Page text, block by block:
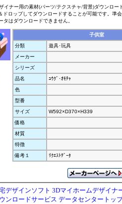
イナー用の素材(パーツ/テクスチャ/背景)ダウンロー
ロップしてダウンロードすることが可能です。準
タはダウンロードできません。
子供室
分類
遊具･玩具
メーカー
シリーズ
品名
ﾕｳｸﾞ･ｵﾓﾁｬ
色
型番
サイズ
W592×D370×H339
価格
材質
特徴
備考１
ﾘｸｴｽﾄﾃﾞｰﾀ
デザインソフト 3Dマイホームデザイナ
ンロードサービス データセンタートッ